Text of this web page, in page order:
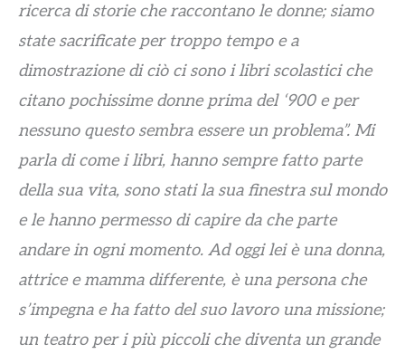
ricerca di storie che raccontano le donne; siamo
state sacrificate per troppo tempo e a
dimostrazione di ciò ci sono i libri scolastici che
citano pochissime donne prima del ‘900 e per
nessuno questo sembra essere un problema”. Mi
parla di come i libri, hanno sempre fatto parte
della sua vita, sono stati la sua finestra sul mondo
e le hanno permesso di capire da che parte
andare in ogni momento. Ad oggi lei è una donna,
attrice e mamma differente, è una persona che
s’impegna e ha fatto del suo lavoro una missione;
un teatro per i più piccoli che diventa un grande